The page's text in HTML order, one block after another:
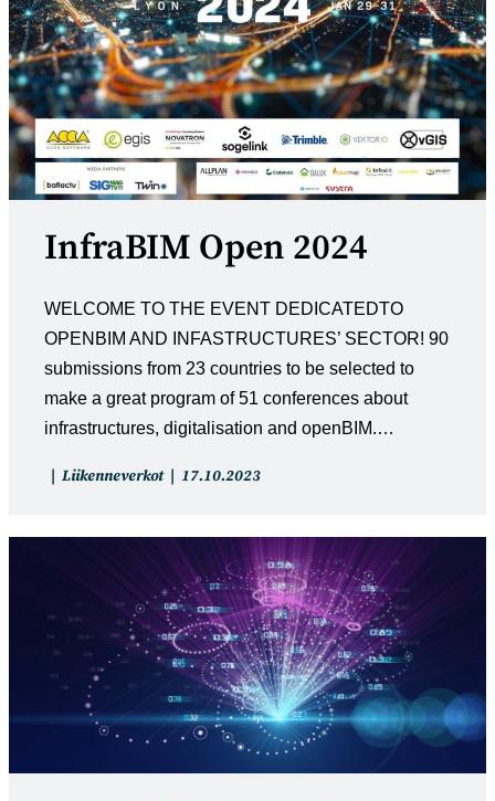
InfraBIM Open 2024
WELCOME TO THE EVENT DEDICATEDTO
OPENBIM AND INFASTRUCTURES’ SECTOR! 90
submissions from 23 countries to be selected to
make a great program of 51 conferences about
infrastructures, digitalisation and openBIM.…
Artikkelin
Liikenneverkot
Artikkeli
17.10.2023